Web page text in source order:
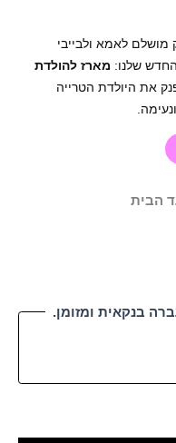
מושלם לאמא ולבייבי
שלנו: מארז להולדת
את היולדת הטרייה
הבית
בנקאית ומזומן.